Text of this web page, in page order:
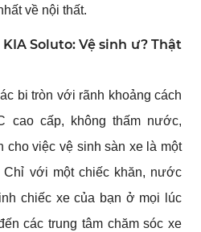
về nội thất.
Soluto: Vệ sinh ư? Thật
bi tròn với rãnh khoảng cách
cao cấp, không thấm nước,
cho việc vệ sinh sàn xe là một
Chỉ với một chiếc khăn, nước
chiếc xe của bạn ở mọi lúc
các trung tâm chăm sóc xe